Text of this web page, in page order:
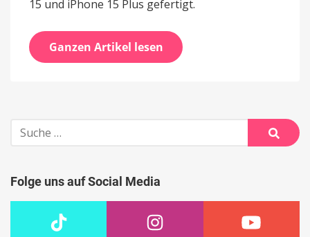
15 und iPhone 15 Plus gefertigt.
Ganzen Artikel lesen
Suche
nach:
Suche
Folge uns auf Social Media